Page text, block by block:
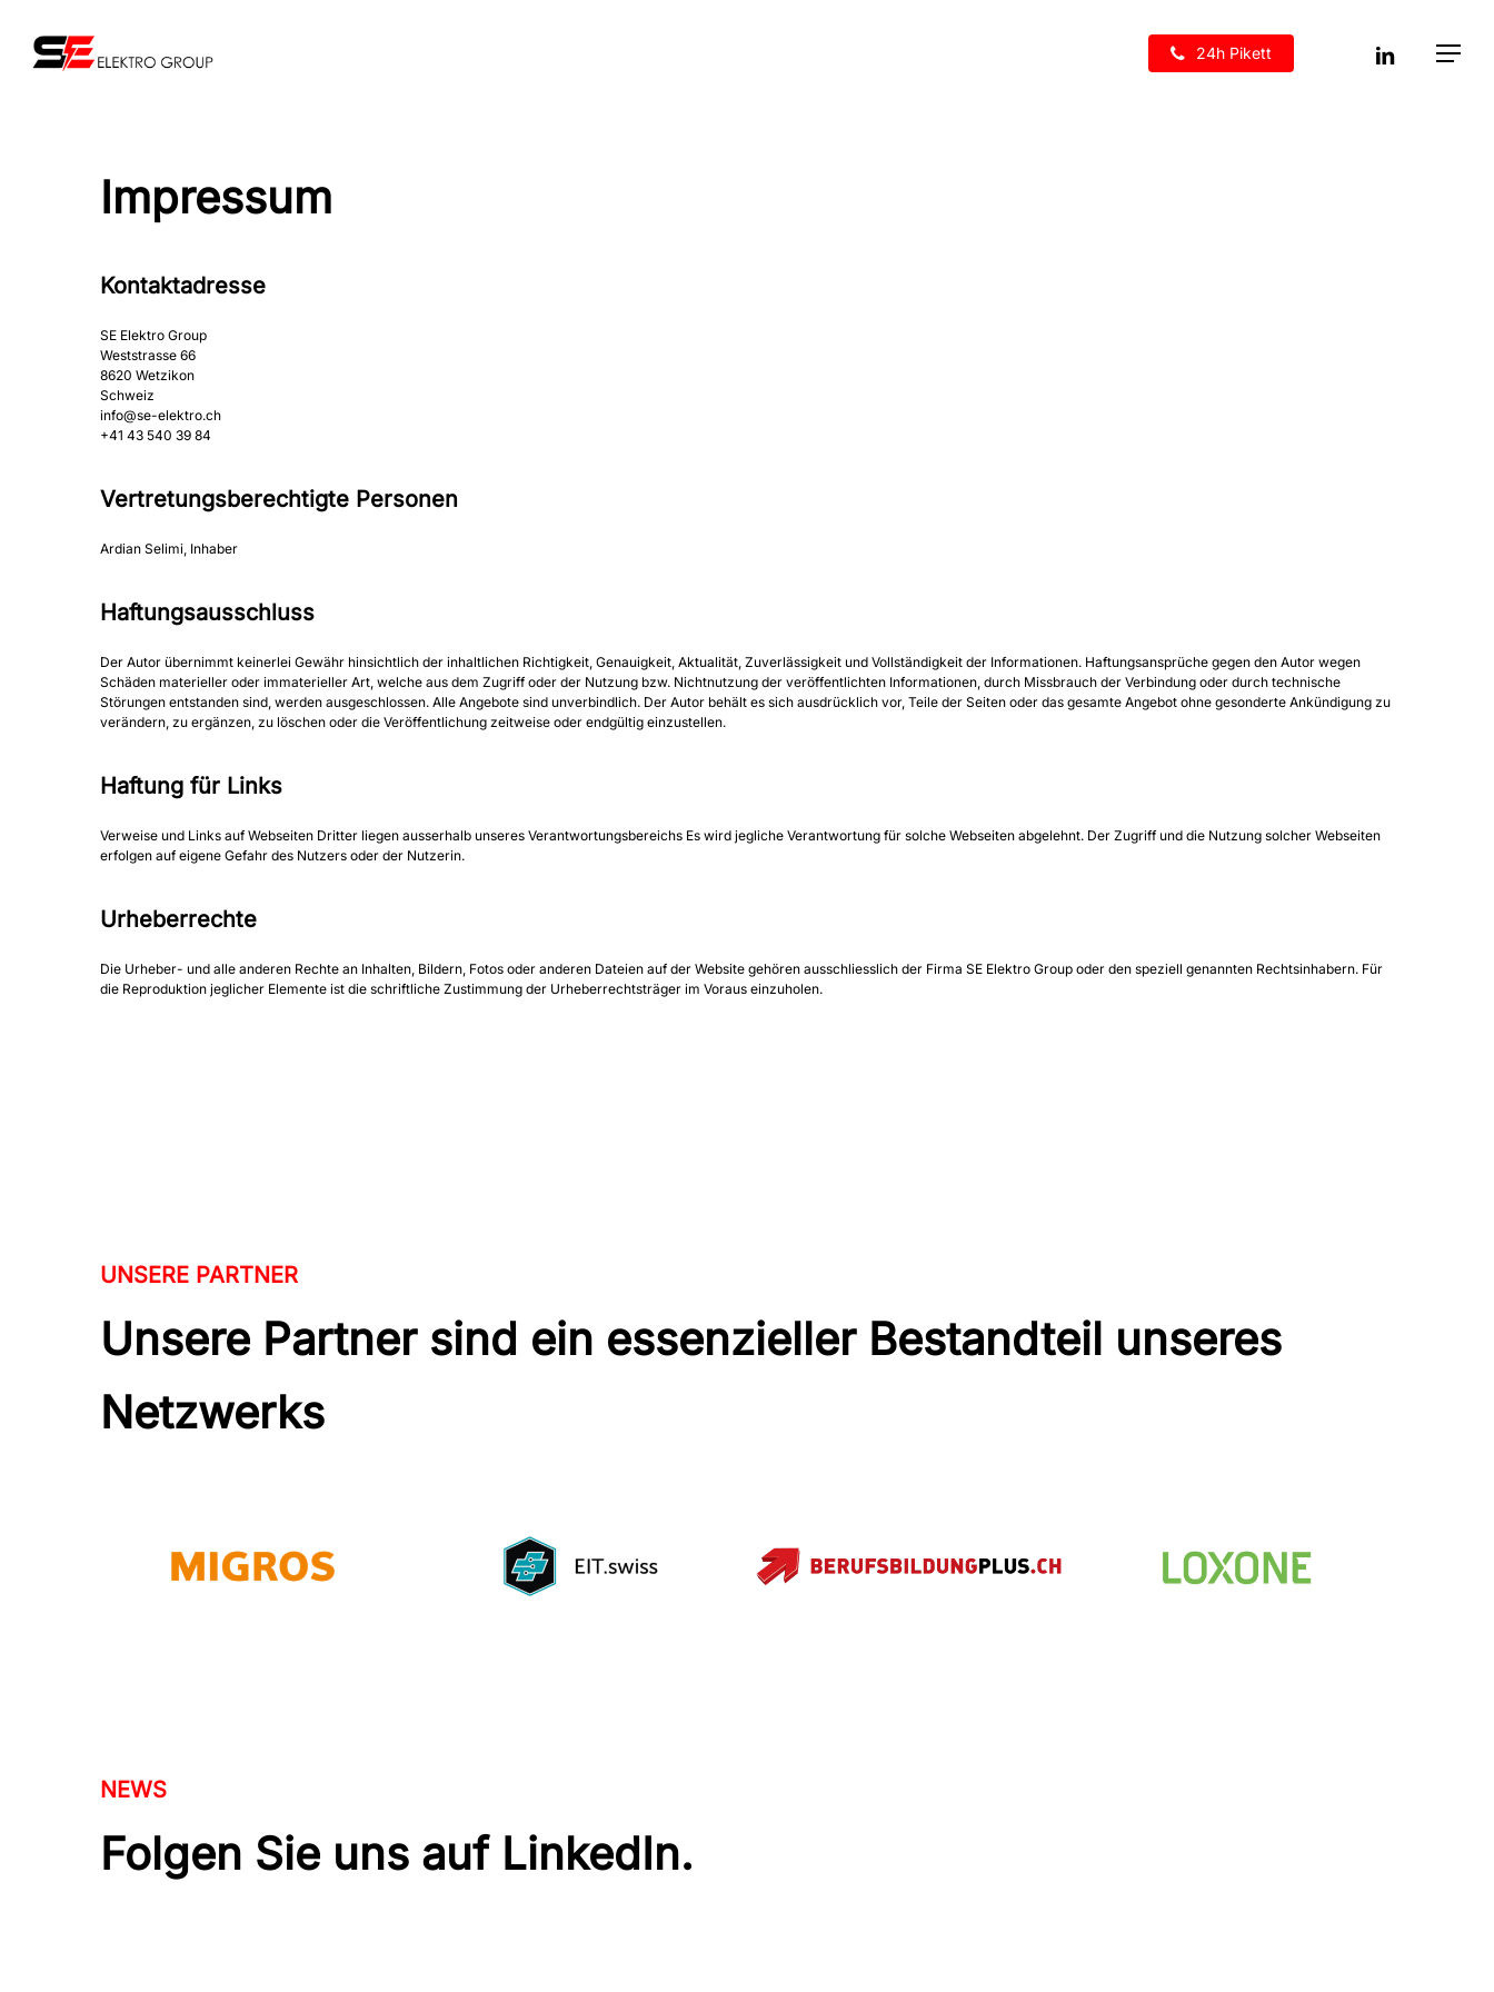
24h Pikett linkedin Menu
Impressum
Kontaktadresse
SE Elektro Group
Weststrasse 66
8620 Wetzikon
Schweiz
info@se-elektro.ch
+41 43 540 39 84
Vertretungsberechtigte Personen
Ardian Selimi, Inhaber
Haftungsausschluss
Der Autor übernimmt keinerlei Gewähr hinsichtlich der inhaltlichen Richtigkeit, Genauigkeit, Aktualität, Zuverlässigkeit und Vollständigkeit der Informationen. Haftungsansprüche gegen den Autor wegen
Schäden materieller oder immaterieller Art, welche aus dem Zugriff oder der Nutzung bzw. Nichtnutzung der veröffentlichten Informationen, durch Missbrauch der Verbindung oder durch technische
Störungen entstanden sind, werden ausgeschlossen. Alle Angebote sind unverbindlich. Der Autor behält es sich ausdrücklich vor, Teile der Seiten oder das gesamte Angebot ohne gesonderte Ankündigung zu
verändern, zu ergänzen, zu löschen oder die Veröffentlichung zeitweise oder endgültig einzustellen.
Haftung für Links
Verweise und Links auf Webseiten Dritter liegen ausserhalb unseres Verantwortungsbereichs Es wird jegliche Verantwortung für solche Webseiten abgelehnt. Der Zugriff und die Nutzung solcher Webseiten
erfolgen auf eigene Gefahr des Nutzers oder der Nutzerin.
Urheberrechte
Die Urheber- und alle anderen Rechte an Inhalten, Bildern, Fotos oder anderen Dateien auf der Website gehören ausschliesslich der Firma SE Elektro Group oder den speziell genannten Rechtsinhabern. Für
die Reproduktion jeglicher Elemente ist die schriftliche Zustimmung der Urheberrechtsträger im Voraus einzuholen.
UNSERE PARTNER
Unsere Partner sind ein essenzieller Bestandteil unseres
Netzwerks
NEWS
Folgen Sie uns auf LinkedIn.